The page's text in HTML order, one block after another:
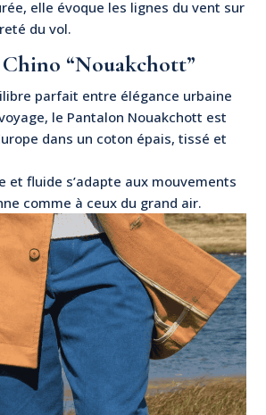
elle évoque les lignes du vent sur
du vol.
“Nouakchott”
parfait entre élégance urbaine
le Pantalon Nouakchott est
dans un coton épais, tissé et
et fluide s’adapte aux mouvements
comme à ceux du grand air.